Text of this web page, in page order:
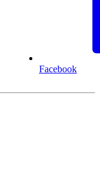
Facebook